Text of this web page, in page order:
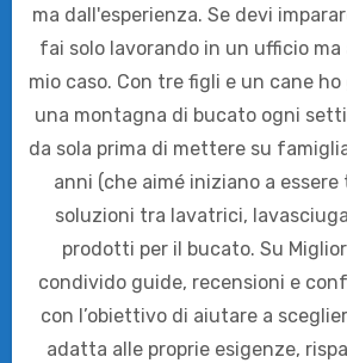
ma dall'esperienza. Se devi
fai solo lavorando in un ufficio ma
mio caso. Con tre figli e un cane
una montagna di bucato ogni
da sola prima di mettere su
anni (che aimé iniziano a
soluzioni tra lavatrici,
prodotti per il bucato. Su
condivido guide, recensioni e
con l’obiettivo di aiutare a
adatta alle proprie esigenze,